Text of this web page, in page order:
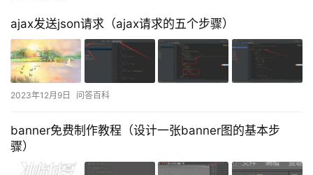
ajax发送json请求（ajax请求的五个步骤）
2023年12月9日 问答百科
banner免费制作教程（设计一张banner图的基本步
骤）